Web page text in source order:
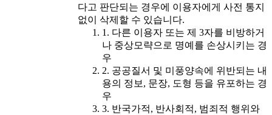
다고 판단되는 경우에 이용자에게 사전 통지
없이 삭제할 수 있습니다.
1. 다른 이용자 또는 제 3자를 비방하거
나 중상모략으로 명예를 손상시키는 경
우
2. 공공질서 및 미풍양속에 위반되는 내
용의 정보, 문장, 도형 등을 유포하는 경
우
3. 반국가적, 반사회적, 범죄적 행위와